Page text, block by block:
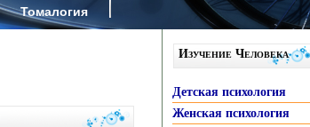
Томалогия
Изучение Человека
Детская психология
Женская психология